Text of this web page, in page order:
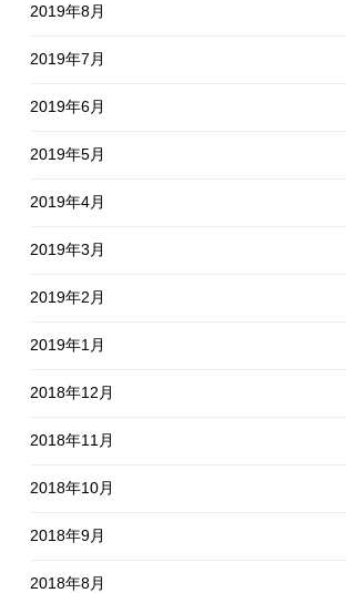
2019年8月
2019年7月
2019年6月
2019年5月
2019年4月
2019年3月
2019年2月
2019年1月
2018年12月
2018年11月
2018年10月
2018年9月
2018年8月